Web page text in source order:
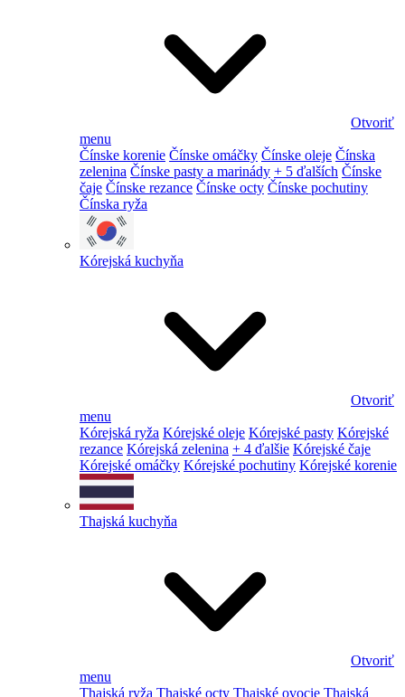
Otvoriť
menu
Čínske korenie Čínske omáčky Čínske oleje Čínska
zelenina Čínske pasty a marinády + 5 ďalších Čínske
čaje Čínske rezance Čínske octy Čínske pochutiny
Čínska ryža
Kórejská kuchyňa
Otvoriť
menu
Kórejská ryža Kórejské oleje Kórejské pasty Kórejské
rezance Kórejská zelenina + 4 ďalšie Kórejské čaje
Kórejské omáčky Kórejské pochutiny Kórejské korenie
Thajská kuchyňa
Otvoriť
menu
Thajská ryža Thajské octy Thajské ovocie Thajská